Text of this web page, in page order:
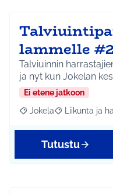
lammelle
Talviuinnin
ja nyt kun Jokelan
Ei etene jatkoon
Rajaa tulokset aihepiirin
Jokela Rajaa tulokset
Liikunta ja
Tutustu